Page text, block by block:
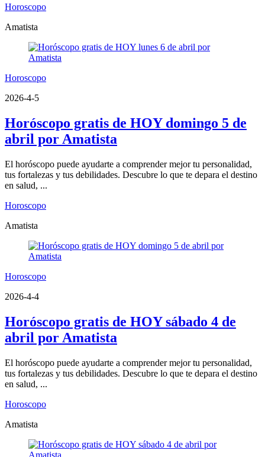
Horoscopo
Amatista
Horoscopo
2026-4-5
Horóscopo gratis de HOY domingo 5 de
abril por Amatista
El horóscopo puede ayudarte a comprender mejor tu personalidad,
tus fortalezas y tus debilidades. Descubre lo que te depara el destino
en salud, ...
Horoscopo
Amatista
Horoscopo
2026-4-4
Horóscopo gratis de HOY sábado 4 de
abril por Amatista
El horóscopo puede ayudarte a comprender mejor tu personalidad,
tus fortalezas y tus debilidades. Descubre lo que te depara el destino
en salud, ...
Horoscopo
Amatista